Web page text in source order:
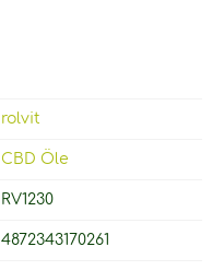
rolvit
CBD Öle
RV1230
4872343170261